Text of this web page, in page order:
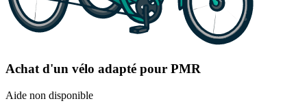
Achat d'un vélo adapté pour PMR
Aide non disponible